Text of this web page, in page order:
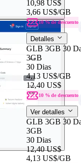
10,98 US$
3,66 US$/GB
10 % de descuento
Detalles
GLB 3GB 30
3GB
30 Dias
4,13 US$/GB
12,40 US$
10 % de descuento
Ver detalles
GLB 3GB 30
3GB
30 Dias
12,40 US$
4,13 US$/GB